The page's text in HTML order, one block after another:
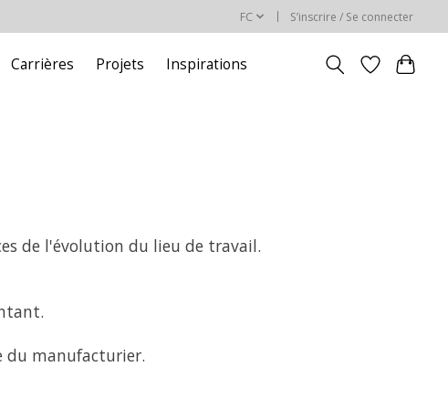
FC S’inscrire / Se connecter
Carrières Projets Inspirations
de l'évolution du lieu de travail.
du manufacturier.